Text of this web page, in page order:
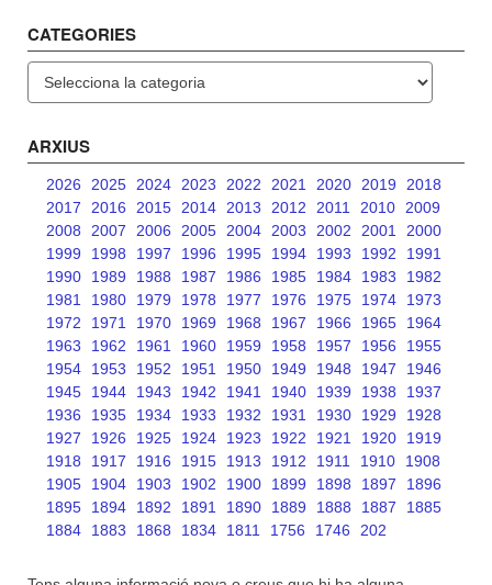
CATEGORIES
ARXIUS
2026 2025 2024 2023 2022 2021 2020 2019
2018
2017
2016 2015 2014 2013 2012 2011 2010 2009
2008
2007 2006 2005 2004 2003 2002 2001
2000
1999
1998 1997 1996 1995 1994 1993 1992
1991
1990
1989 1988 1987 1986 1985 1984 1983
1982
1981
1980 1979 1978 1977 1976 1975 1974
1973
1972
1971 1970 1969 1968 1967 1966 1965
1964
1963
1962 1961 1960 1959 1958 1957 1956
1955
1954
1953 1952 1951 1950 1949 1948 1947
1946
1945
1944 1943 1942 1941 1940 1939 1938
1937
1936
1935 1934 1933 1932 1931 1930 1929
1928
1927
1926 1925 1924 1923 1922 1921 1920
1919
1918
1917 1916 1915 1913 1912 1911 1910
1908
1905
1904 1903 1902 1900 1899 1898 1897
1896
1895
1894 1892 1891 1890 1889 1888 1887
1885
1884
1883 1868 1834 1811 1756 1746 202